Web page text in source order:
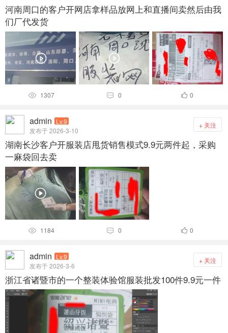
河南周口的客户开网店拿样品放网上和直播间卖然后由我
们厂代发货
 1307  0  0
admin Lv.9
发布于 2026-3-10
+ 关注
湖南长沙客户开服装店甩货销售模式9.9元两件起，采购
一麻袋回去卖
 1184  0  0
admin Lv.9
发布于 2026-3-6
+ 关注
浙江省诸暨市的一个整装体验馆服装批发100件9.9元一件